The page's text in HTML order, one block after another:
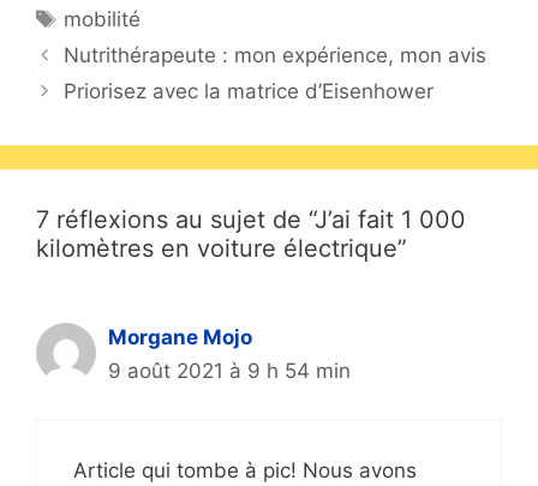
b
o
o
k
st
p
p
Étiquettes
mobilité
Nutrithérapeute : mon expérience, mon avis
Priorisez avec la matrice d’Eisenhower
7 réflexions au sujet de “J’ai fait 1 000
kilomètres en voiture électrique”
Morgane Mojo
9 août 2021 à 9 h 54 min
Article qui tombe à pic! Nous avons